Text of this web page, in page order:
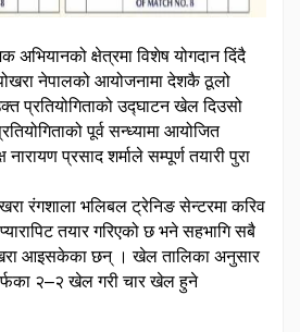
क्षेत्रमा विशेष योगदान दिंदै
नेपालको आयोजनामा देशकै ठूलो
प्रतियोगिताको उद्घाटन खेल दिउसो
पूर्व सन्ध्यामा आयोजित
प्रसाद शर्माले सम्पूर्ण तयारी पुरा
रंगशाला भलिबल ट्रेनिङ सेन्टरमा करिव
तयार गरिएको छ भने सहभागि सबै
आइसकेका छन् । खेल तालिका अनुसार
२–२ खेल गरी चार खेल हुने